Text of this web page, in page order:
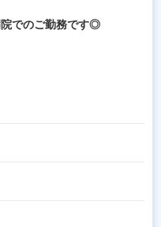
院でのご勤務です◎